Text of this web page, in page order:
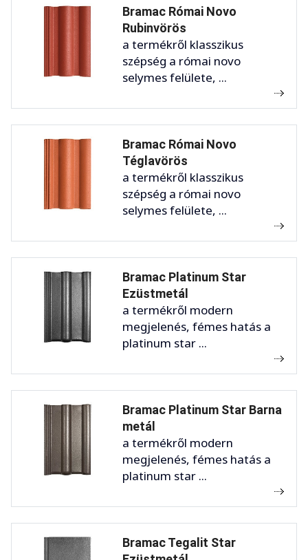
Bramac Római Novo
Rubinvörös
a termékről klasszikus
szépség a római novo
selymes felülete, ...
Bramac Római Novo
Téglavörös
a termékről klasszikus
szépség a római novo
selymes felülete, ...
Bramac Platinum Star
Ezüstmetál
a termékről modern
megjelenés, fémes hatás a
platinum star ...
Bramac Platinum Star Barna
metál
a termékről modern
megjelenés, fémes hatás a
platinum star ...
Bramac Tegalit Star